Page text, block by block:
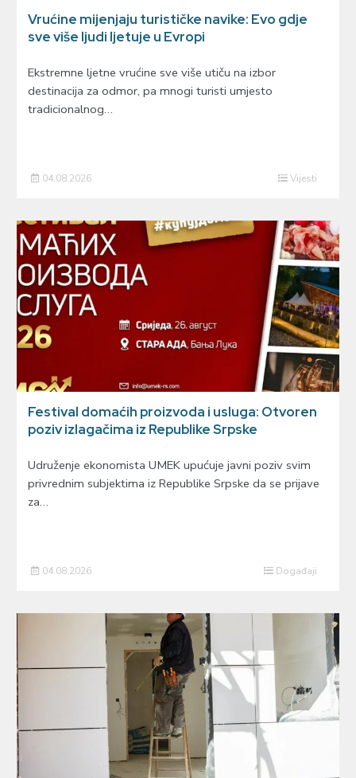
Vrućine mijenjaju turističke navike: Evo gdje
sve više ljudi ljetuje u Evropi
Ekstremne ljetne vrućine sve više utiču na izbor
destinacija za odmor, pa mnogi turisti umjesto
tradicionalnog…
04.08.2026 Vijesti
Festival domaćih proizvoda i usluga: Otvoren
poziv izlagačima iz Republike Srpske
Udruženje ekonomista UMEK upućuje javni poziv svim
privrednim subjektima iz Republike Srpske da se prijave
za…
04.08.2026 Događaji